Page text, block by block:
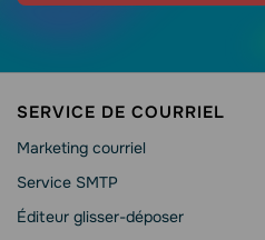
SERVICE DE COURRIEL
Marketing courriel
Service SMTP
Éditeur glisser-déposer